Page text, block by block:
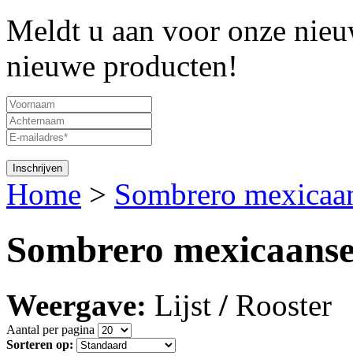
Meldt u aan voor onze
nieuwe producten!
Home > Sombrero
Sombrero
Weergave: Lijst / Rooster
Aantal per pagina
Sorteren op: